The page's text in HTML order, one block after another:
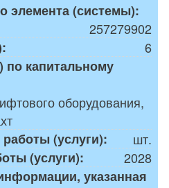
элемента (системы):
257279902
6
по капитальному
оборудования,
(услуги):
шт.
(услуги):
2028
указанная